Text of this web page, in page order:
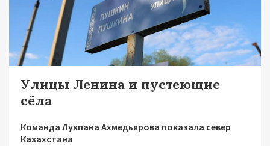
Улицы Ленина и пустеющие
сёла
Команда Лукпана Ахмедьярова показала север
Казахстана